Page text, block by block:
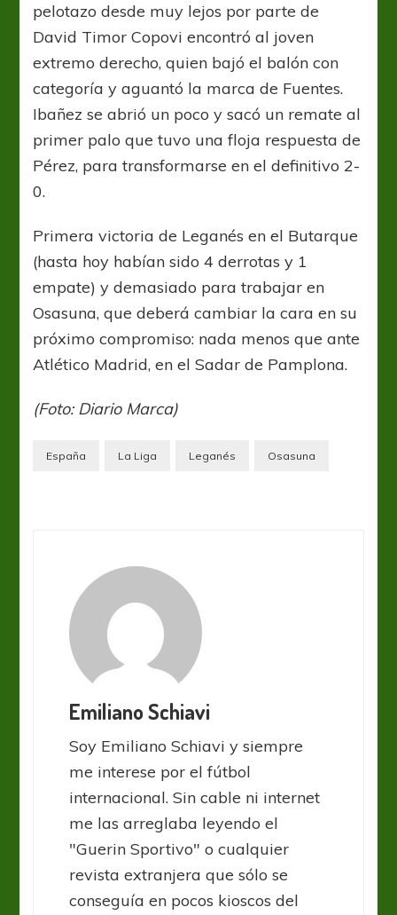
pelotazo desde muy lejos por parte de
David Timor Copovi encontró al joven
extremo derecho, quien bajó el balón con
categoría y aguantó la marca de Fuentes.
Ibañez se abrió un poco y sacó un remate al
primer palo que tuvo una floja respuesta de
Pérez, para transformarse en el definitivo 2-
0.
Primera victoria de Leganés en el Butarque
(hasta hoy habían sido 4 derrotas y 1
empate) y demasiado para trabajar en
Osasuna, que deberá cambiar la cara en su
próximo compromiso: nada menos que ante
Atlético Madrid, en el Sadar de Pamplona.
(Foto: Diario Marca)
España La Liga Leganés Osasuna
Emiliano Schiavi
Soy Emiliano Schiavi y siempre
me interese por el fútbol
internacional. Sin cable ni internet
me las arreglaba leyendo el
"Guerin Sportivo" o cualquier
revista extranjera que sólo se
conseguía en pocos kioscos del